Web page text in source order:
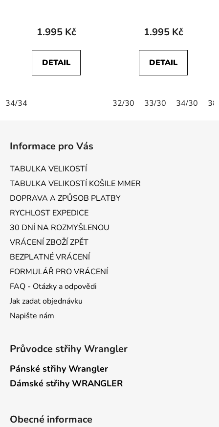
1.995 Kč
DETAIL
34/34
1.995 Kč
DETAIL
32/30 33/30 34/30
Informace pro Vás
TABULKA VELIKOSTÍ
TABULKA VELIKOSTÍ KOŠILE MMER
DOPRAVA A ZPŮSOB PLATBY
RYCHLOST EXPEDICE
30 DNÍ NA ROZMYŠLENOU
VRÁCENÍ ZBOŽÍ ZPĚT
BEZPLATNÉ VRÁCENÍ
FORMULÁŘ PRO VRÁCENÍ
FAQ - Otázky a odpovědi
Jak zadat objednávku
Napište nám
Průvodce střihy Wrangler
Pánské střihy Wrangler
Dámské střihy WRANGLER
Obecné informace